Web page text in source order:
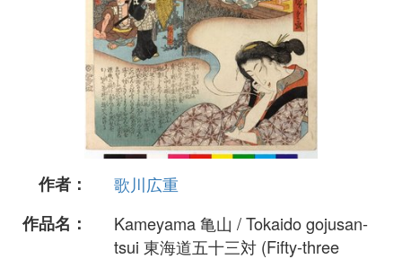
作者：
歌川広重
作品名：
Kameyama 亀山 / Tokaido gojusan-
tsui 東海道五十三対 (Fifty-three